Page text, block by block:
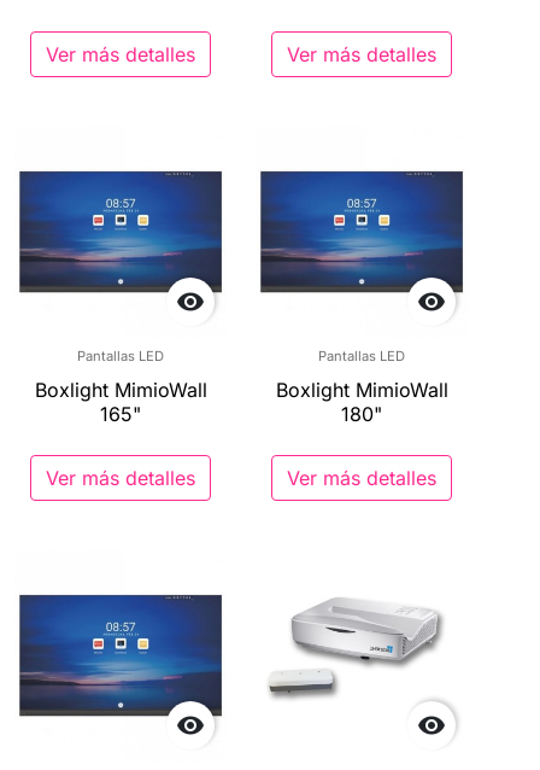
Ver más detalles Ver más detalles

Pantallas LED
Boxlight MimioWall
165"
Ver más detalles

Pantallas LED
Boxlight MimioWall
180"
Ver más detalles
 